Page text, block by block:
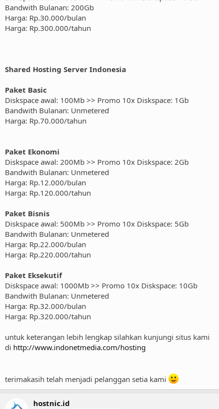
Bandwith Bulanan: 200Gb
Harga: Rp.30.000/bulan
Harga: Rp.300.000/tahun
Shared Hosting Server Indonesia
Paket Basic
Diskspace awal: 100Mb >> Promo 10x Diskspace: 1Gb
Bandwith Bulanan: Unmetered
Harga: Rp.70.000/tahun
Paket Ekonomi
Diskspace awal: 200Mb >> Promo 10x Diskspace: 2Gb
Bandwith Bulanan: Unmetered
Harga: Rp.12.000/bulan
Harga: Rp.120.000/tahun
Paket Bisnis
Diskspace awal: 500Mb >> Promo 10x Diskspace: 5Gb
Bandwith Bulanan: Unmetered
Harga: Rp.22.000/bulan
Harga: Rp.220.000/tahun
Paket Eksekutif
Diskspace awal: 1000Mb >> Promo 10x Diskspace: 10Gb
Bandwith Bulanan: Unmetered
Harga: Rp.32.000/bulan
Harga: Rp.320.000/tahun
untuk keterangan lebih lengkap silahkan kunjungi situs kami
di http://www.indonetmedia.com/hosting
terimakasih telah menjadi pelanggan setia kami
hostnic.id